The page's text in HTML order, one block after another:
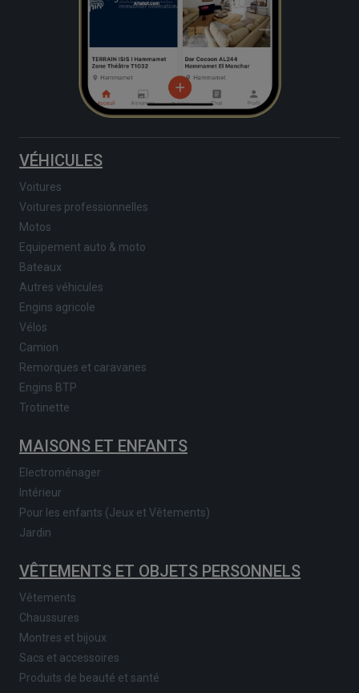
VÉHICULES
Voitures
Voitures professionnelles
Motos
Equipement auto & moto
Bateaux
Autres véhicules
Engins agricole
Vélos
Camion
Remorques et caravanes
Engins BTP
Trotinette
MAISONS ET ENFANTS
Electroménager
Intérieur
Pour les enfants (Jeux et Vêtements)
Jardin
VÊTEMENTS ET OBJETS PERSONNELS
Vêtements
Chaussures
Montres et bijoux
Sacs et accessoires
Produits de beauté et santé